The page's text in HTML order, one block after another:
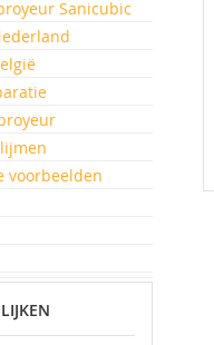
Sanicubic
voorbeelden